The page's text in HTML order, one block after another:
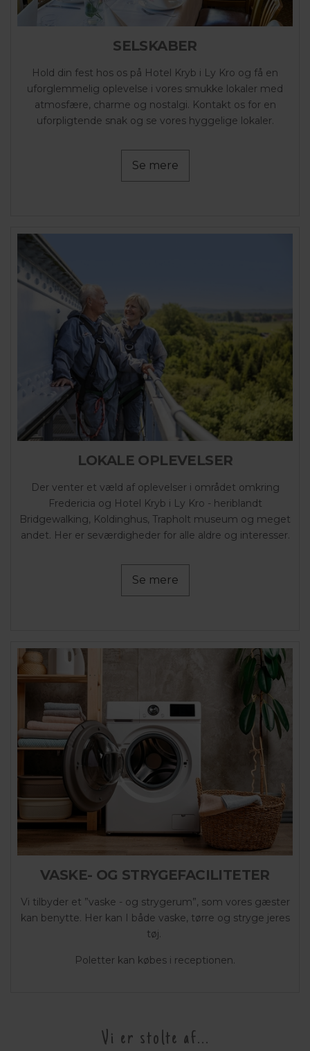
SELSKABER
Hold din fest hos os på Hotel Kryb i Ly Kro og få en
uforglemmelig oplevelse i vores smukke lokaler med
atmosfære, charme og nostalgi. Kontakt os for en
uforpligtende snak og se vores hyggelige lokaler.
Se mere
LOKALE OPLEVELSER
Der venter et væld af oplevelser i området omkring
Fredericia og Hotel Kryb i Ly Kro - heriblandt
Bridgewalking, Koldinghus, Trapholt museum og meget
andet. Her er seværdigheder for alle aldre og interesser.
Se mere
VASKE- OG STRYGEFACILITETER
Vi tilbyder et ”vaske - og strygerum”, som vores gæster
kan benytte. Her kan I både vaske, tørre og stryge jeres
tøj.
Poletter kan købes i receptionen.
Vi er stolte af...